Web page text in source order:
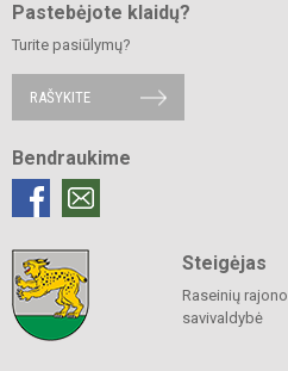
Pastebėjote klaidų?
Turite pasiūlymų?
RAŠYKITE
Bendraukime
Steigėjas
Raseinių rajono
savivaldybė